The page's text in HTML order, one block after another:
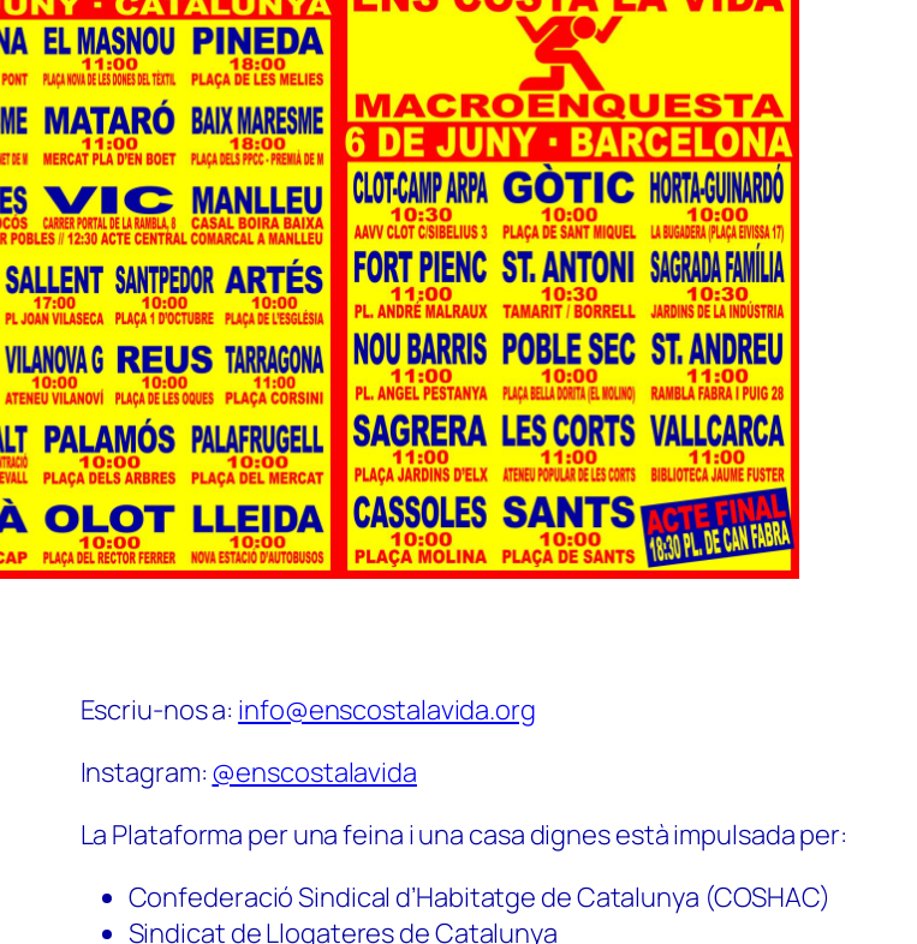
Escriu-nos a: info@enscostalavida.org
Instagram: @enscostalavida
La Plataforma per una feina i una casa dignes està impulsada per:
Confederació Sindical d’Habitatge de Catalunya (COSHAC)
Sindicat de Llogateres de Catalunya